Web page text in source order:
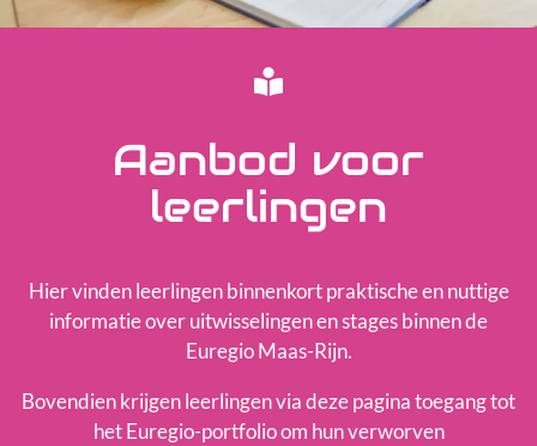
Educatieve locaties
Aanbod voor
leerlingen
Hier vinden leerlingen binnenkort praktische en nuttige
informatie over uitwisselingen en stages binnen de
Euregio Maas-Rijn.
Bovendien krijgen leerlingen via deze pagina toegang tot
het Euregio-portfolio om hun verworven